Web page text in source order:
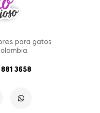
para gatos
3658